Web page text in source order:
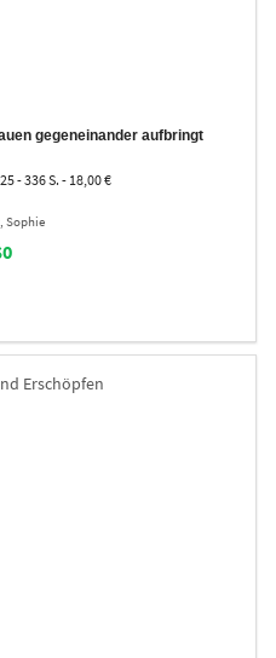
gegeneinander aufbringt
- 336 S. - 18,00 €
Sophie